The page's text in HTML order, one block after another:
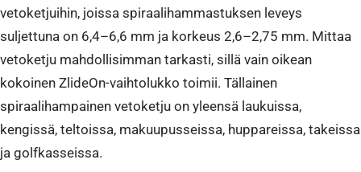
vetoketjuihin, joissa spiraalihammastuksen leveys
suljettuna on 6,4–6,6 mm ja korkeus 2,6–2,75 mm. Mittaa
vetoketju mahdollisimman tarkasti, sillä vain oikean
kokoinen ZlideOn-vaihtolukko toimii. Tällainen
spiraalihampainen vetoketju on yleensä laukuissa,
kengissä, teltoissa, makuupusseissa, huppareissa, takeissa
ja golfkasseissa.